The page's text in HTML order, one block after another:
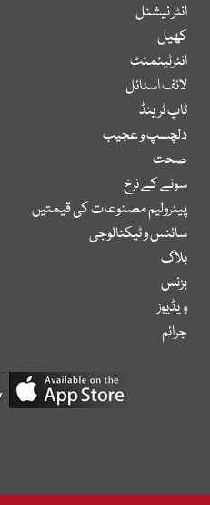
انٹر نیشنل
کھیل
انٹرٹینمنٹ
لائف اسٹائل
ٹاپ ٹرینڈ
دلچسپ و عجیب
صحت
سونے کے نرخ
پیٹرولیم مصنوعات کی قیمتیں
سائنس و ٹیکنالوجی
بلاگ
بزنس
ویڈیوز
جرائم